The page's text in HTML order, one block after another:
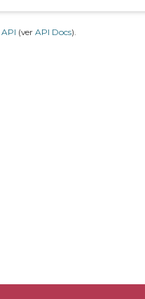
API (ver API Docs).